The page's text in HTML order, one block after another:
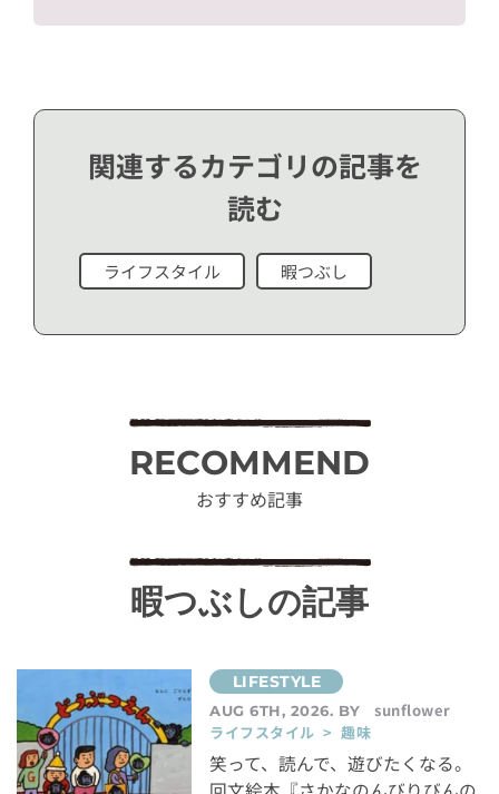
関連するカテゴリの記事を
読む
ライフスタイル 暇つぶし
RECOMMEND
おすすめ記事
暇つぶしの記事
AUG 6TH, 2026. BY
sunflower
ライフスタイル > 趣味
笑って、読んで、遊びたくなる。